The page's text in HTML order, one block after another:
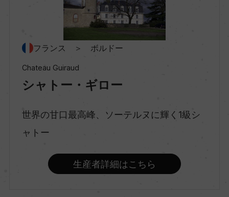
村名
スティルワイン
フランス ＞ ボルドー
Chateau Guiraud
シャトー・ギロー
世界の甘口最高峰、ソーテルヌに輝く1級シ
ャトー
生産者詳細はこちら